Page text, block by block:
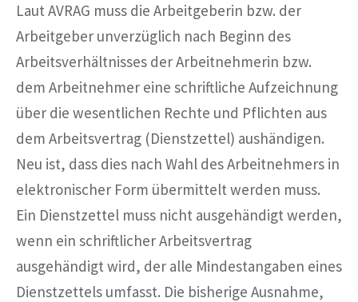
Laut AVRAG muss die Arbeitgeberin bzw. der
Arbeitgeber unverzüglich nach Beginn des
Arbeitsverhältnisses der Arbeitnehmerin bzw.
dem Arbeitnehmer eine schriftliche Aufzeichnung
über die wesentlichen Rechte und Pflichten aus
dem Arbeitsvertrag (Dienstzettel) aushändigen.
Neu ist, dass dies nach Wahl des Arbeitnehmers in
elektronischer Form übermittelt werden muss.
Ein Dienstzettel muss nicht ausgehändigt werden,
wenn ein schriftlicher Arbeitsvertrag
ausgehändigt wird, der alle Mindestangaben eines
Dienstzettels umfasst. Die bisherige Ausnahme,